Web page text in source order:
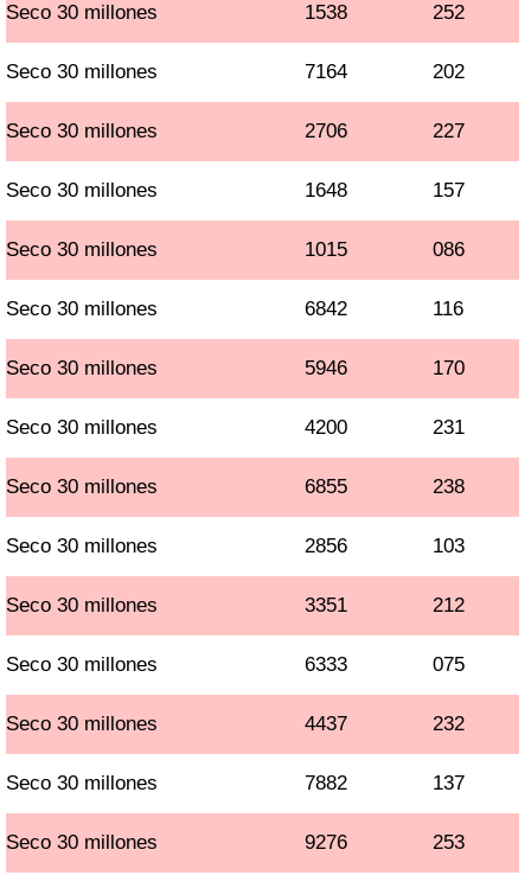
Seco 30 millones 1538 252
Seco 30 millones 7164 202
Seco 30 millones 2706 227
Seco 30 millones 1648 157
Seco 30 millones 1015 086
Seco 30 millones 6842 116
Seco 30 millones 5946 170
Seco 30 millones 4200 231
Seco 30 millones 6855 238
Seco 30 millones 2856 103
Seco 30 millones 3351 212
Seco 30 millones 6333 075
Seco 30 millones 4437 232
Seco 30 millones 7882 137
Seco 30 millones 9276 253